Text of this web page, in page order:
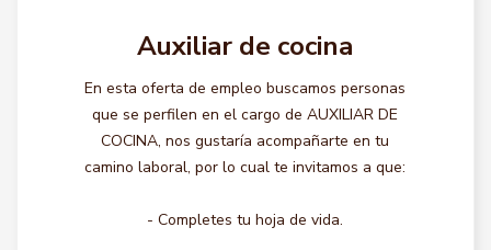
Auxiliar de cocina
En esta oferta de empleo buscamos personas
que se perfilen en el cargo de AUXILIAR DE
COCINA, nos gustaría acompañarte en tu
camino laboral, por lo cual te invitamos a que:
- Completes tu hoja de vida.